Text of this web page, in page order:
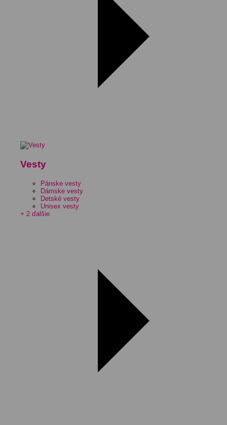
Vesty
Pánske vesty
Dámske vesty
Detské vesty
Unisex vesty
+ 2 ďalšie